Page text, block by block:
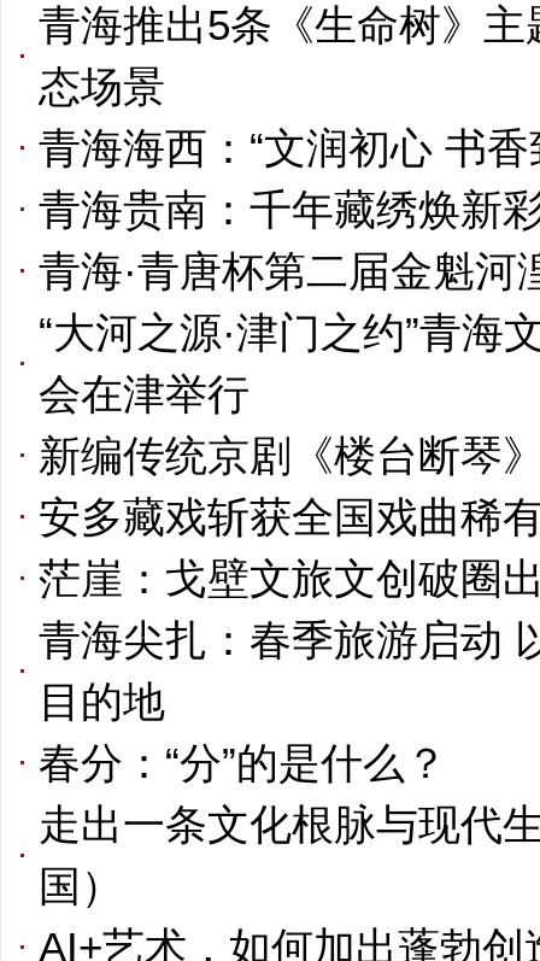
青海推出5条《生命树》
态场景
青海海西：“文润初心 书
青海贵南：千年藏绣焕新
青海·青唐杯第二届金魁河
“大河之源·津门之约”青海
会在津举行
新编传统京剧《楼台断琴
安多藏戏斩获全国戏曲稀
茫崖：戈壁文旅文创破圈
青海尖扎：春季旅游启动
目的地
春分：“分”的是什么？
走出一条文化根脉与现代
国）
AI+艺术，如何加出蓬勃创